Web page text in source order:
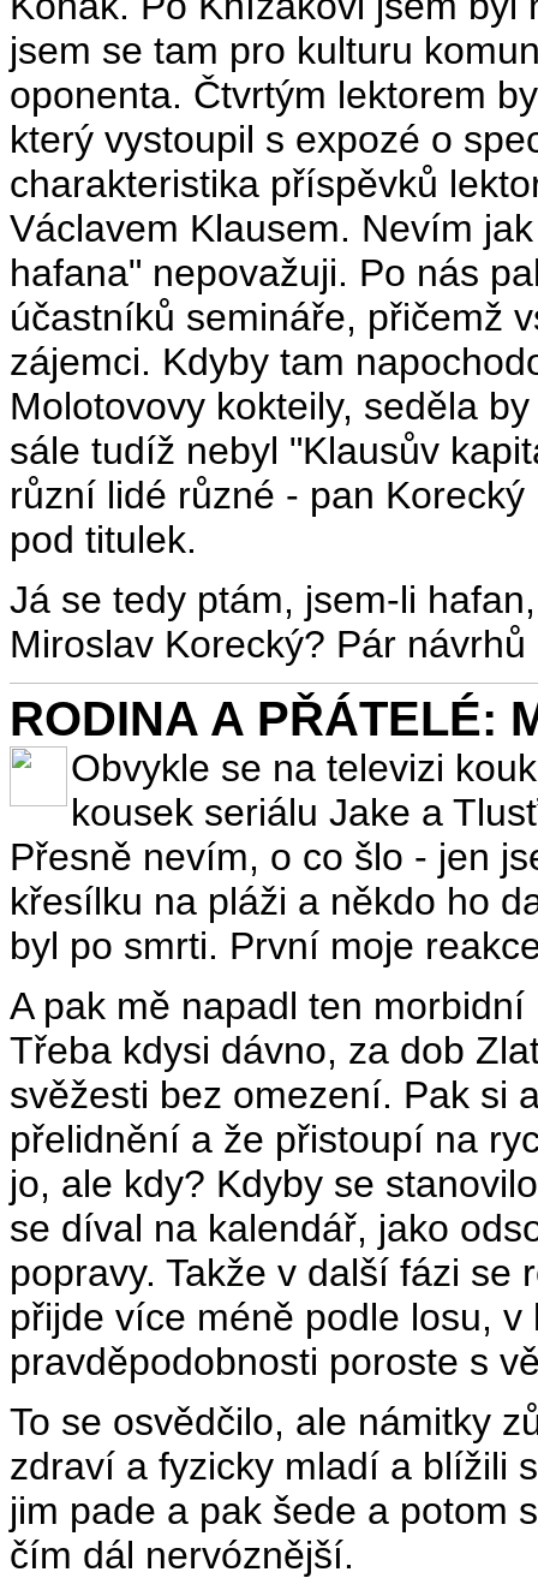
jsem se tam pro kulturu
oponenta. Čtvrtým lektorem
který vystoupil s expozé o
charakteristika příspěvků
Václavem Klausem. Nevím
hafana" nepovažuji. Po nás
účastníků semináře, přičemž
zájemci. Kdyby tam
Molotovovy kokteily, seděla
sále tudíž nebyl "Klausův
různí lidé různé - pan
pod titulek.
Já se tedy ptám, jsem-li
Miroslav Korecký? Pár
RODINA A PŘÁTELÉ:
Obvykle se na televizi
kousek seriálu Jake a
Přesně nevím, o co šlo - jen
křesílku na pláži a někdo ho
byl po smrti. První moje
A pak mě napadl ten morbidní
Třeba kdysi dávno, za dob
svěžesti bez omezení. Pak si
přelidnění a že přistoupí na
jo, ale kdy? Kdyby se
se díval na kalendář, jako
popravy. Takže v další fázi se
přijde více méně podle losu,
pravděpodobnosti poroste s
To se osvědčilo, ale námitky
zdraví a fyzicky mladí a blížili
jim pade a pak šede a potom
čím dál nervóznější.